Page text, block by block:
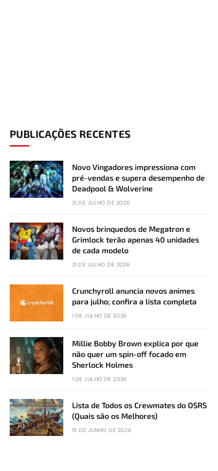
PUBLICAÇÕES RECENTES
Novo Vingadores impressiona com
pré-vendas e supera desempenho de
Deadpool & Wolverine
21 DE JULHO DE 2026
Novos brinquedos de Megatron e
Grimlock terão apenas 40 unidades
de cada modelo
21 DE JULHO DE 2026
Crunchyroll anuncia novos animes
para julho; confira a lista completa
1 DE JULHO DE 2026
Millie Bobby Brown explica por que
não quer um spin-off focado em
Sherlock Holmes
1 DE JULHO DE 2026
Lista de Todos os Crewmates do OSRS
(Quais são os Melhores)
15 DE JUNHO DE 2026